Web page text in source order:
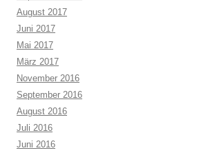
August 2017
Juni 2017
Mai 2017
März 2017
November 2016
September 2016
August 2016
Juli 2016
Juni 2016